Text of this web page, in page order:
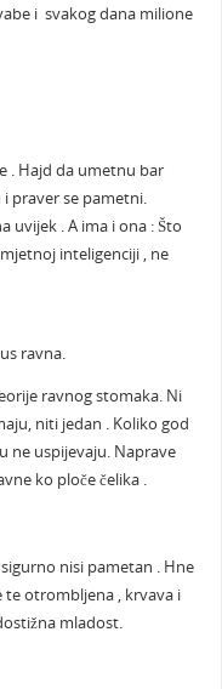
i svakog dana milione
. Hajd da umetnu bar
praver se pametni.
uvijek . A ima i ona : Što
inteligenciji , ne
ravna.
ravnog stomaka. Ni
niti jedan . Koliko god
ne uspijevaju. Naprave
ko ploče čelika .
nisi pametan . Hne
te otrombljena , krvava i
mladost.